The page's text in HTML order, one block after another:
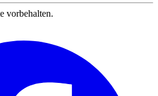
vorbehalten.